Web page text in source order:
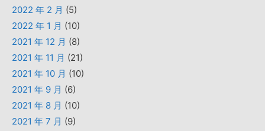
2022 年 2 月 (5)
2022 年 1 月 (10)
2021 年 12 月 (8)
2021 年 11 月 (21)
2021 年 10 月 (10)
2021 年 9 月 (6)
2021 年 8 月 (10)
2021 年 7 月 (9)